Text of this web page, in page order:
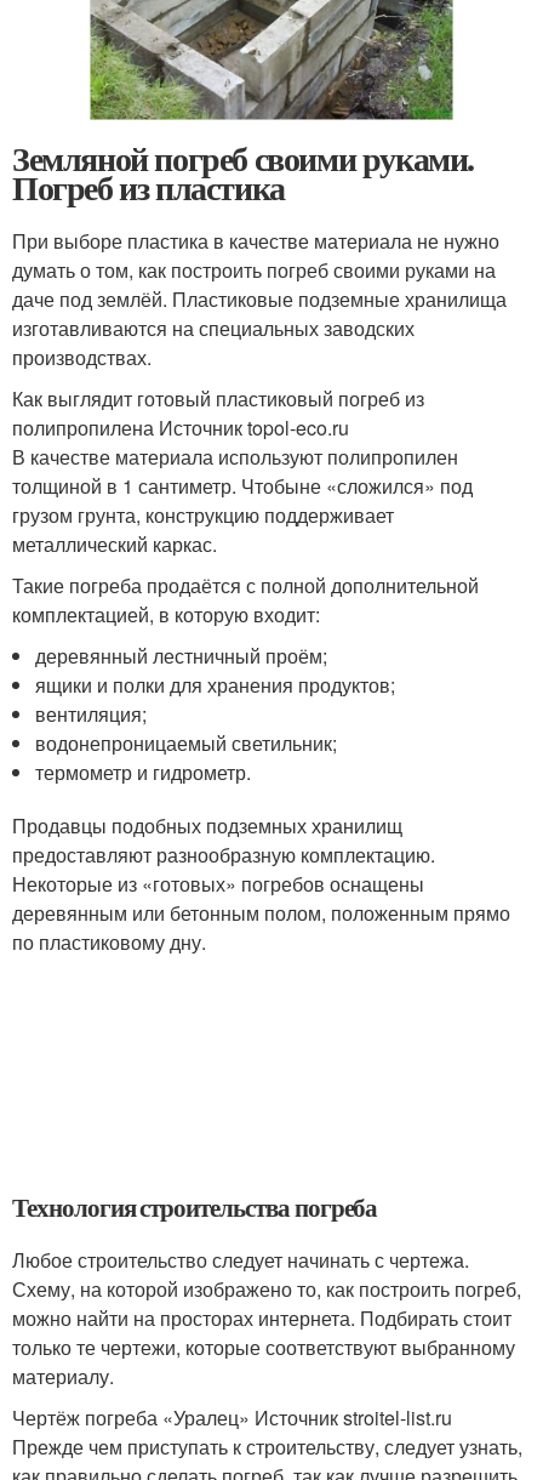
Земляной погреб своими руками.
Погреб из пластика
При выборе пластика в качестве материала не нужно
думать о том, как построить погреб своими руками на
даче под землёй. Пластиковые подземные хранилища
изготавливаются на специальных заводских
производствах.
Как выглядит готовый пластиковый погреб из
полипропилена Источник topol-eco.ru
В качестве материала используют полипропилен
толщиной в 1 сантиметр. Чтобыне «сложился» под
грузом грунта, конструкцию поддерживает
металлический каркас.
Такие погреба продаётся с полной дополнительной
комплектацией, в которую входит:
деревянный лестничный проём;
ящики и полки для хранения продуктов;
вентиляция;
водонепроницаемый светильник;
термометр и гидрометр.
Продавцы подобных подземных хранилищ
предоставляют разнообразную комплектацию.
Некоторые из «готовых» погребов оснащены
деревянным или бетонным полом, положенным прямо
по пластиковому дну.
Технология строительства погреба
Любое строительство следует начинать с чертежа.
Схему, на которой изображено то, как построить погреб,
можно найти на просторах интернета. Подбирать стоит
только те чертежи, которые соответствуют выбранному
материалу.
Чертёж погреба «Уралец» Источник stroitel-list.ru
Прежде чем приступать к строительству, следует узнать,